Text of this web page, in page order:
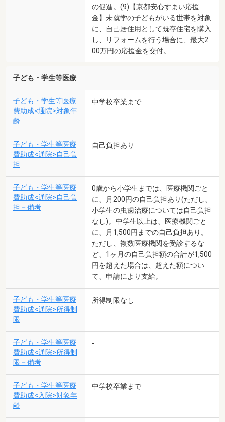
の促進。(9)【京都安心すまい応援
金】未就学の子どもがいる世帯を対象
に、自己居住用として既存住宅を購入
し、リフォームを行う場合に、最大2
00万円の応援金を交付。
子ども・学生等医療
子ども・学生等医療
費助成<通院>対象年
齢
中学校卒業まで
子ども・学生等医療
費助成<通院>自己負
担
自己負担あり
子ども・学生等医療
費助成<通院>自己負
担－備考
0歳から小学生までは、医療機関ごと
に、月200円の自己負担あり(ただし、
小学生の虫歯治療については自己負担
なし)。中学生以上は、医療機関ごと
に、月1,500円までの自己負担あり。
ただし、複数医療機関を受診するな
ど、1ヶ月の自己負担額の合計が1,500
円を超えた場合は、超えた額につい
て、申請により支給。
子ども・学生等医療
費助成<通院>所得制
限
所得制限なし
子ども・学生等医療
費助成<通院>所得制
限－備考
-
子ども・学生等医療
費助成<入院>対象年
齢
中学校卒業まで